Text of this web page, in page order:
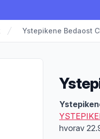
Ystepikene Bedaost
hvorav